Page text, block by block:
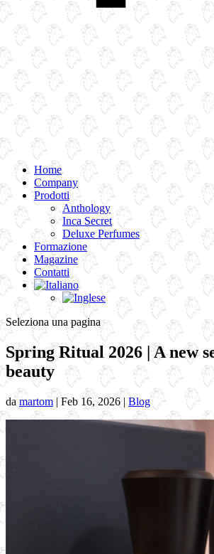
Home
Company
Prodotti
Anthology
Inca Secret
Deluxe Perfumes
Formazione
Magazine
Contatti
Seleziona una pagina
Spring Ritual 2026 | A new
beauty
da martom | Feb 16, 2026 | Blog